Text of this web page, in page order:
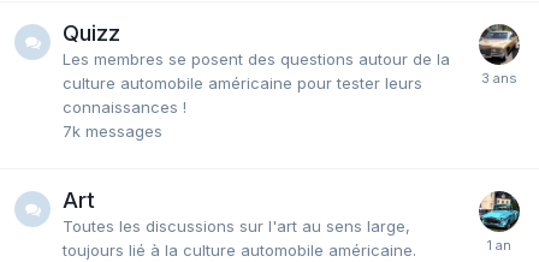
Quizz
Les membres se posent des questions autour de la
culture automobile américaine pour tester leurs
connaissances !
7k messages
Art
Toutes les discussions sur l'art au sens large,
toujours lié à la culture automobile américaine.